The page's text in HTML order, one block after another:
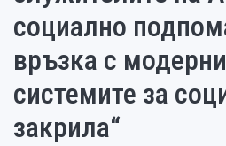
социално
връзка с
системите за
закрила“